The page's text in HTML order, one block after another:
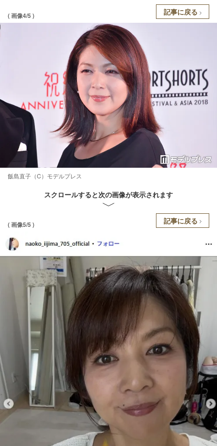
( 画像4/5 ) 記事に戻る
飯島直子（C）モデルプレス
スクロールすると次の画像が表示されます
( 画像5/5 ) 記事に戻る